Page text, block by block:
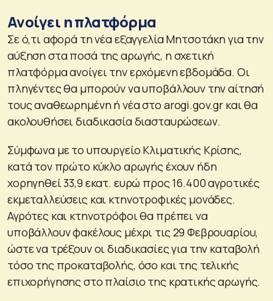
Ανοίγει η πλατφόρμα
Σε ό,τι αφορά τη νέα εξαγγελία Μητσοτάκη για την
αύξηση στα ποσά της αρωγής, η σχετική
πλατφόρμα ανοίγει την ερχόμενη εβδομάδα. Οι
πληγέντες θα μπορούν να υποβάλλουν την αίτησή
τους αναθεωρημένη ή νέα στο arogi.gov.gr και θα
ακολουθήσει διαδικασία διασταυρώσεων.
Σύμφωνα με το υπουργείο Κλιματικής Κρίσης,
κατά τον πρώτο κύκλο αρωγής έχουν ήδη
χορηγηθεί 33,9 εκατ. ευρώ προς 16.400 αγροτικές
εκμεταλλεύσεις και κτηνοτροφικές μονάδες.
Αγρότες και κτηνοτρόφοι θα πρέπει να
υποβάλλουν φακέλους μέχρι τις 29 Φεβρουαρίου,
ώστε να τρέξουν οι διαδικασίες για την καταβολή
τόσο της προκαταβολής, όσο και της τελικής
επιχορήγησης στο πλαίσιο της κρατικής αρωγής.